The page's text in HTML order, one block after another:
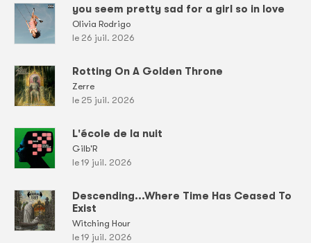
you seem pretty sad for a girl so in love
Olivia Rodrigo
le 26 juil. 2026
Rotting On A Golden Throne
Zerre
le 25 juil. 2026
L'école de la nuit
Gilb'R
le 19 juil. 2026
Descending...Where Time Has Ceased To
Exist
Witching Hour
le 19 juil. 2026